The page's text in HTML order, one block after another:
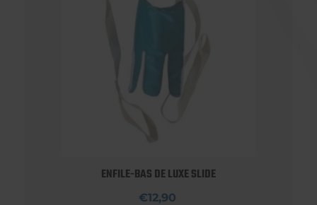
ENFILE-BAS DE LUXE SLIDE
€12,90